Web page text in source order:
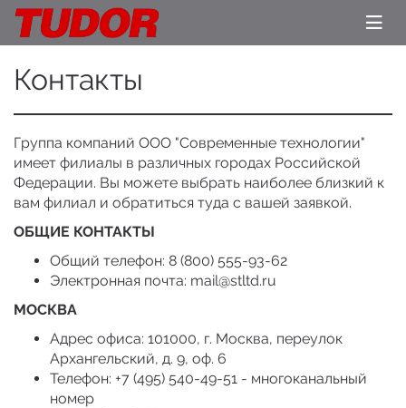
Контакты
Группа компаний ООО "Современные технологии"
имеет филиалы в различных городах Российской
Федерации. Вы можете выбрать наиболее близкий к
вам филиал и обратиться туда с вашей заявкой.
ОБЩИЕ КОНТАКТЫ
Общий телефон: 8 (800) 555-93-62
Электронная почта: mail@stltd.ru
МОСКВА
Адрес офиса: 101000, г. Москва, переулок
Архангельский, д. 9, оф. 6
Телефон: +7 (495) 540-49-51 - многоканальный
номер